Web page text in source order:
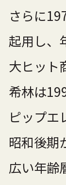
さらに
起用し、
大ヒット
希林は
ピップエ
昭和後期
広い年齢